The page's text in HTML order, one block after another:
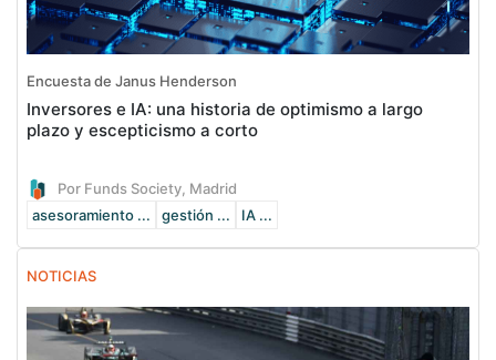
Encuesta de Janus Henderson
Inversores e IA: una historia de optimismo a largo
plazo y escepticismo a corto
Por Funds Society, Madrid
asesoramiento ...
gestión ... IA ...
NOTICIAS